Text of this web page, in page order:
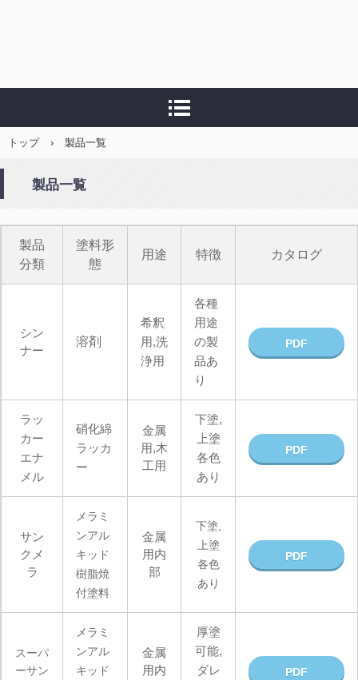
トップ › 製品一覧
製品一覧
製品
分類
塗料形
態
用途 特徴 カタログ
シン
ナー
溶剤
希釈
用,洗
浄用
各種
用途
の製
品あ
り
PDF
ラッ
カー
エナ
メル
硝化綿
ラッカ
ー
金属
用,木
工用
下塗,
上塗
各色
あり
PDF
サン
クメ
ラ
メラミ
ンアル
キッド
樹脂焼
付塗料
金属
用内
部
下塗,
上塗
各色
あり
PDF
スーパ
ーサン
メラミ
ンアル
キッド
金属
用内
厚塗
可能,
ダレ
PDF